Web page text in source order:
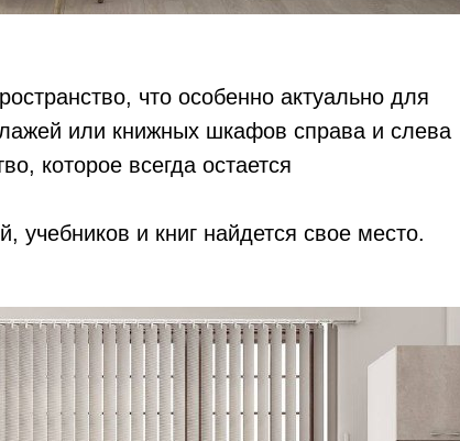
что особенно актуально для
или книжных шкафов справа и слева
которое всегда остается
и книг найдется свое место.